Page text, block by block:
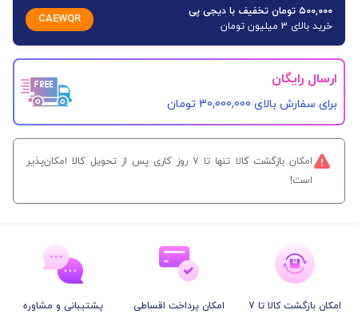
۵۰۰,۰۰۰ تومان تخفیف با دیجی پی
خرید بالای 3 میلیون تومان
CAEWQR
ارسال رایگان
برای سفارش‌ بالای 30,000,000 تومان
امکان بازگشت کالا تنها تا ۷ روز کاری پس از تحویل کالا امکان‌پذیر
است!
امکان بازگشت کالا تا 7
امکان پرداخت اقساطی
پشتیبانی و مشاوره